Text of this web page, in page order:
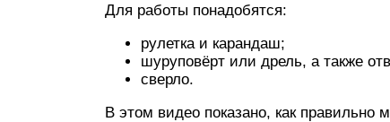
Для работы понадобятся:
рулетка и карандаш;
шуруповёрт или дрель, а также
сверло.
В этом видео показано, как правильно